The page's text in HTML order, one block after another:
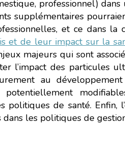
professionnel)
supplémentaires
et ce dans la
et de leur impact sur la
majeurs qui sont
l’impact des particules
au
politiques de santé. Enfin,
les politiques de